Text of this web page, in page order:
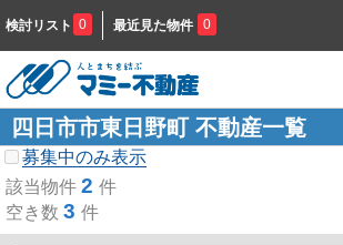
検討リスト 0 最近見た物件 0
四日市市東日野町 不動産一覧
募集中のみ表示
該当物件 2 件
空き数 3 件